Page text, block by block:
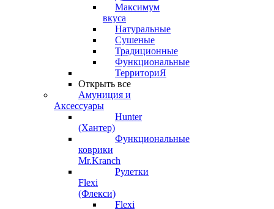
Максимум
вкуса
Натуральные
Сушеные
Традиционные
Функциональные
ТерриториЯ
Открыть все
Амуниция и
Аксессуары
Hunter
(Хантер)
Функциональные
коврики
Mr.Kranch
Рулетки
Flexi
(Флекси)
Flexi